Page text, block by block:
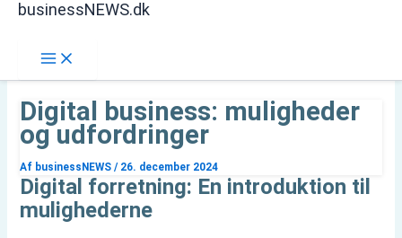
businessNEWS.dk
Digital business: muligheder
og udfordringer
Af businessNEWS / 26. december 2024
Digital forretning: En introduktion til
mulighederne